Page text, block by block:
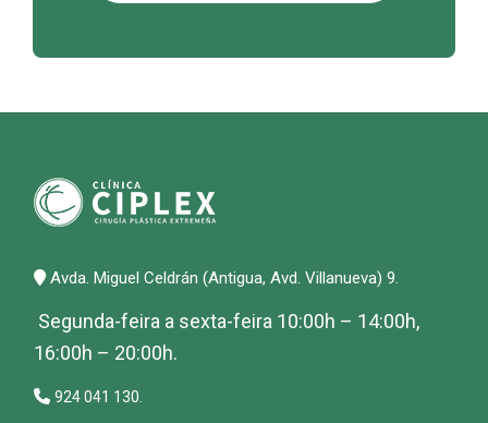
Avda. Miguel Celdrán (Antigua, Avd. Villanueva) 9.
Segunda-feira a sexta-feira 10:00h – 14:00h,
16:00h – 20:00h.
924 041 130.